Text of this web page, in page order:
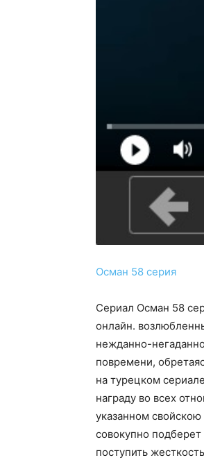
Осман 58 серия
Сериал Осман 58
онлайн.
нежданно-
повремени,
на турецком
награду во всех
указанном свойскою
совокупно
поступить